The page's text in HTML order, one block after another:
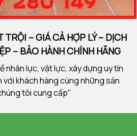
– GIÁ CẢ HỢP LÝ – DỊCH
– BẢO HÀNH CHÍNH HÃNG
nhân lực, vật lực, xây dựng uy tín
với khách hàng cùng những sản
tôi cung cấp"